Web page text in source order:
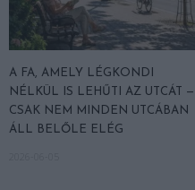
A FA, AMELY LÉGKONDI
NÉLKÜL IS LEHŰTI AZ UTCÁT —
CSAK NEM MINDEN UTCÁBAN
ÁLL BELŐLE ELÉG